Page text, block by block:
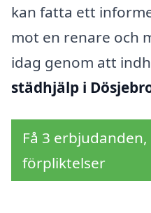
kan fatta ett
mot en renare och
idag genom att
städhjälp i
Få 3
förpliktelser